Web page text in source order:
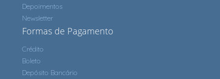
Depoimentos
Newsletter
Formas de Pagamento
Crédito
Boleto
Depósito Bancário